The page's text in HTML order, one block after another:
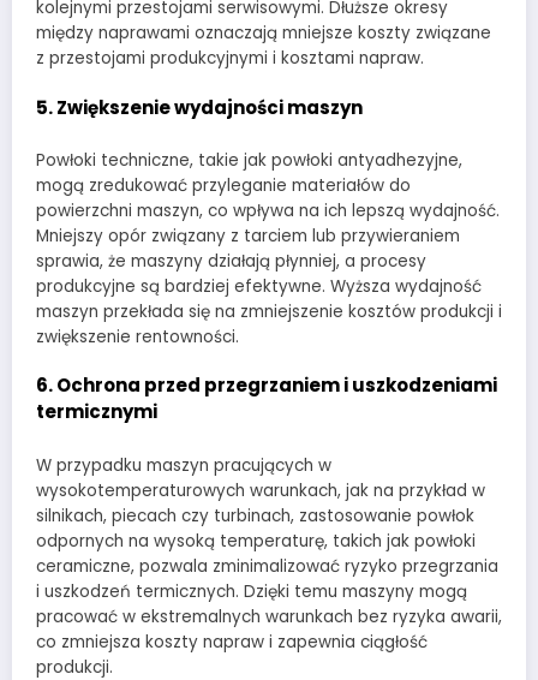
kolejnymi przestojami serwisowymi. Dłuższe okresy
między naprawami oznaczają mniejsze koszty związane
z przestojami produkcyjnymi i kosztami napraw.
5.Zwiększenie wydajności maszyn
Powłoki techniczne, takie jak powłoki antyadhezyjne,
mogą zredukować przyleganie materiałów do
powierzchni maszyn, co wpływa na ich lepszą wydajność.
Mniejszy opór związany z tarciem lub przywieraniem
sprawia, że maszyny działają płynniej, a procesy
produkcyjne są bardziej efektywne. Wyższa wydajność
maszyn przekłada się na zmniejszenie kosztów produkcji i
zwiększenie rentowności.
6.Ochrona przed przegrzaniem i uszkodzeniami
termicznymi
W przypadku maszyn pracujących w
wysokotemperaturowych warunkach, jak na przykład w
silnikach, piecach czy turbinach, zastosowanie powłok
odpornych na wysoką temperaturę, takich jak powłoki
ceramiczne, pozwala zminimalizować ryzyko przegrzania
i uszkodzeń termicznych. Dzięki temu maszyny mogą
pracować w ekstremalnych warunkach bez ryzyka awarii,
co zmniejsza koszty napraw i zapewnia ciągłość
produkcji.